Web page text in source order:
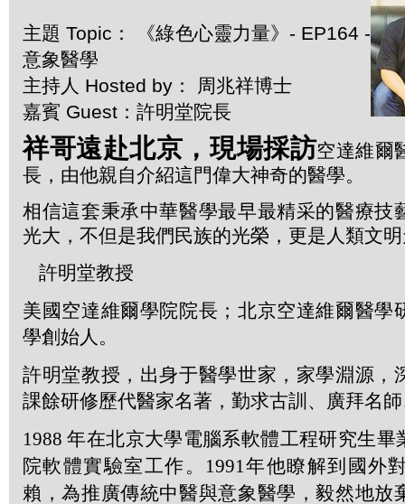
主題 Topic： 《綠色心靈力量》- EP164 -
意象醫學
主持人 Hosted by： 周兆祥博士
嘉賓 Guest：許明堂院長
祥哥遠赴北京，現場採訪空達維爾
長，由他親自介紹這門偉大神奇的醫學。
相信這套秉承中華醫學最早最精采的醫療技
光大，不但是我們民族的光榮，更是人類文
許明堂教授
美國空達維爾學院院長；北京空達維爾醫學
學創始人。
許明堂教授，出身于醫學世家，家學淵源，
課餘研修歷代醫家名著，勤求古訓、廣拜名
1988年在北京大學電腦系軟體工程研究生畢
院軟體實驗室工作。 1991年他瞭解到國外
賴，為推廣傳統中醫與意象醫學，毅然地放